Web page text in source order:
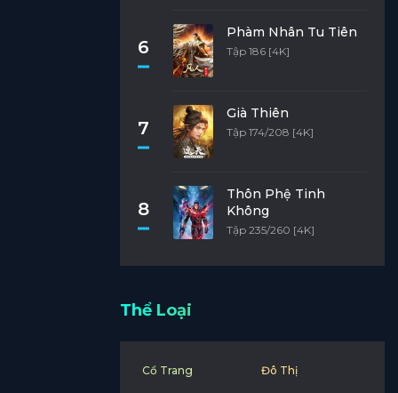
6
Phàm Nhân Tu Tiên
Tập 186 [4K]
7
Già Thiên
Tập 174/208 [4K]
8
Thôn Phệ Tinh
Không
Tập 235/260 [4K]
Thể Loại
Cổ Trang Đô Thị